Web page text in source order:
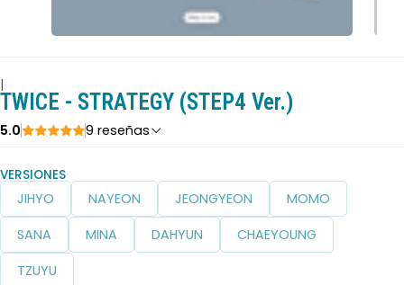
|
TWICE - STRATEGY (STEP4 Ver.)
5.0 9 reseñas
VERSIONES
JIHYO NAYEON JEONGYEON
MOMO
SANA
MINA DAHYUN
CHAEYOUNG
TZUYU